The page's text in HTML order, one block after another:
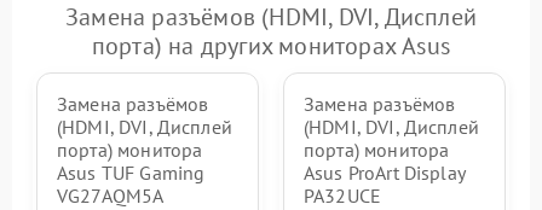
Замена разъёмов (HDMI, DVI, Дисплей
порта) на других мониторах Asus
Замена разъёмов
(HDMI, DVI, Дисплей
порта) монитора
Asus TUF Gaming
VG27AQM5A
Замена разъёмов
(HDMI, DVI, Дисплей
порта) монитора
Asus ProArt Display
PA32UCE